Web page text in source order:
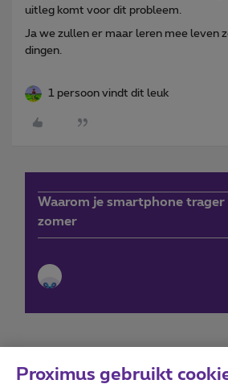
uitleg komt voor dit probleem.
Ja we zullen er maar leren mee leven
dingen.
1 persoon vindt dit leuk
Waarom je smartphone
zomer
Proximus gebruikt